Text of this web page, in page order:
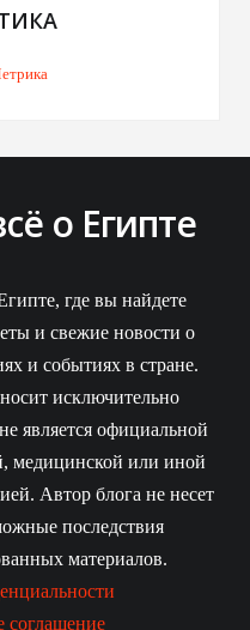
о Египте
где вы найдете
и свежие новости о
и событиях в стране.
исключительно
является официальной
медицинской или иной
Автор блога не несет
последствия
материалов.
соглашение